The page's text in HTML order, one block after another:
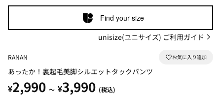
Find your size
unisize(ユニサイズ) ご利用ガイド
RANAN
あったか！裏起毛美脚シルエットタックパンツ
¥2,990 ～ ¥3,990 (税込)